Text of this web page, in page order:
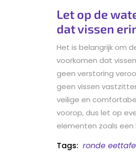
Let op de
dat vissen
Het is belangrijk om
voorkomen dat
geen verstoring
geen vissen
veilige en
voorop, dus let op
elementen zoals een
Tags: ronde